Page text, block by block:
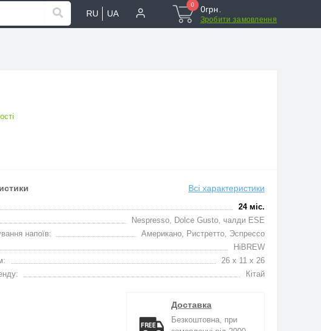
RU UA
0 0грн.
Зробити замовлення
Всі характеристики
24 міс.
Nespresso, Dolce Gusto, чалди ESE
напоїв:
Американо, Ристретто, Эспрессо
HiBREW
26 x 11 x 26
Кітай
Доставка
Безкоштовна, при